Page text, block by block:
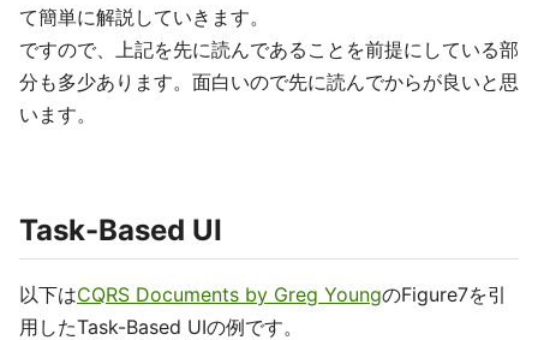
て簡単に解説していきます。
ですので、上記を先に読んであることを前提にしている部
分も多少あります。面白いので先に読んでからが良いと思
います。
Task-Based UI
以下はCQRS Documents by Greg YoungのFigure7を引
用したTask-Based UIの例です。